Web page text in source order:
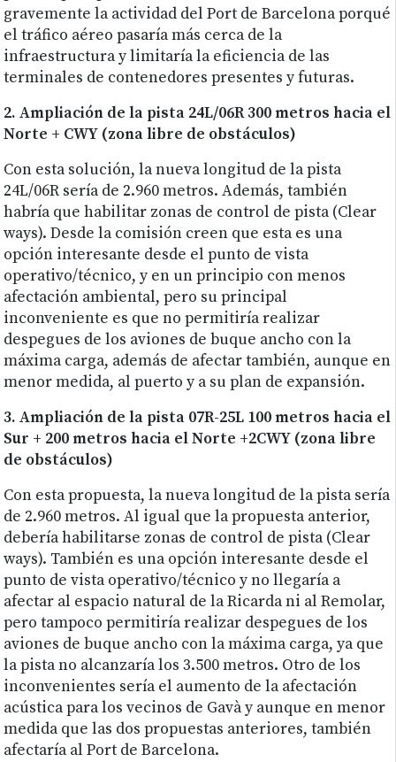
gravemente la actividad del Port de Barcelona porqué
el tráfico aéreo pasaría más cerca de la
infraestructura y limitaría la eficiencia de las
terminales de contenedores presentes y futuras.
2. Ampliación de la pista 24L/06R 300 metros hacia el
Norte + CWY (zona libre de obstáculos)
Con esta solución, la nueva longitud de la pista
24L/06R sería de 2.960 metros. Además, también
habría que habilitar zonas de control de pista (Clear
ways). Desde la comisión creen que esta es una
opción interesante desde el punto de vista
operativo/técnico, y en un principio con menos
afectación ambiental, pero su principal
inconveniente es que no permitiría realizar
despegues de los aviones de buque ancho con la
máxima carga, además de afectar también, aunque en
menor medida, al puerto y a su plan de expansión.
3. Ampliación de la pista 07R-25L 100 metros hacia el
Sur + 200 metros hacia el Norte +2CWY (zona libre
de obstáculos)
Con esta propuesta, la nueva longitud de la pista sería
de 2.960 metros. Al igual que la propuesta anterior,
debería habilitarse zonas de control de pista (Clear
ways). También es una opción interesante desde el
punto de vista operativo/técnico y no llegaría a
afectar al espacio natural de la Ricarda ni al Remolar,
pero tampoco permitiría realizar despegues de los
aviones de buque ancho con la máxima carga, ya que
la pista no alcanzaría los 3.500 metros. Otro de los
inconvenientes sería el aumento de la afectación
acústica para los vecinos de Gavà y aunque en menor
medida que las dos propuestas anteriores, también
afectaría al Port de Barcelona.